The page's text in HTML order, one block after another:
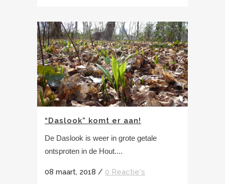
“Daslook” komt er aan!
De Daslook is weer in grote getale
ontsproten in de Hout....
08 maart, 2018 / 0 Reactie's